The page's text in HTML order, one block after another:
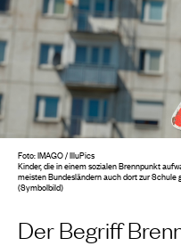
Der Begriff
Foto: IMAGO / IlluPics
Kinder, die in einem sozialen Brennpunkt
meisten Bundesländern auch dort zur
(Symbolbild)